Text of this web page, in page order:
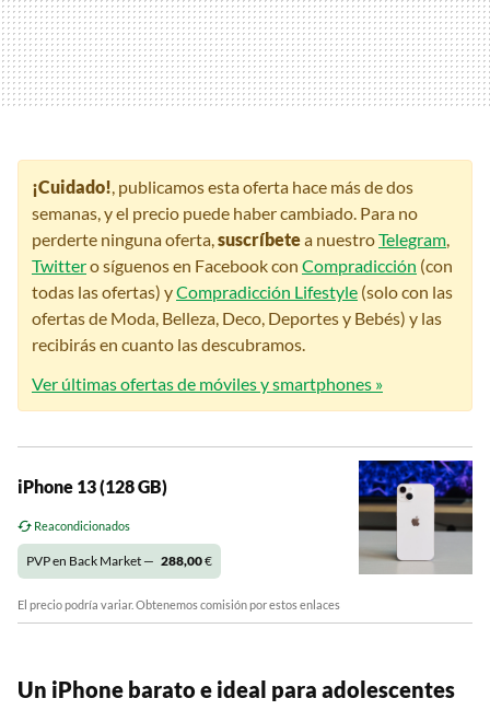
¡Cuidado!, publicamos esta oferta hace más de dos
semanas, y el precio puede haber cambiado. Para no
perderte ninguna oferta,suscríbetea nuestroTelegram,
Twittero síguenos en Facebook con Compradicción (con
todas las ofertas) yCompradicción Lifestyle (solo con las
ofertas de Moda, Belleza, Deco, Deportes y Bebés) y las
recibirás en cuanto las descubramos.
Ver últimas ofertas de móviles y smartphones »
iPhone 13 (128 GB)
Reacondicionados
PVP en Back Market — 288,00€
El precio podría variar. Obtenemos comisión por estos enlaces
Un iPhone barato e ideal para adolescentes